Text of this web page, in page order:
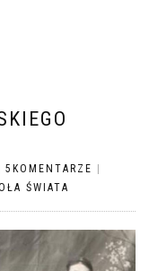
5KOMENTARZE
ŚWIATA